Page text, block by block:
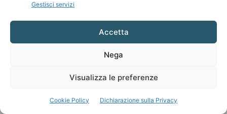
Gestisci servizi
Accetta
Nega
Visualizza le preferenze
Cookie Policy Dichiarazione sulla Privacy